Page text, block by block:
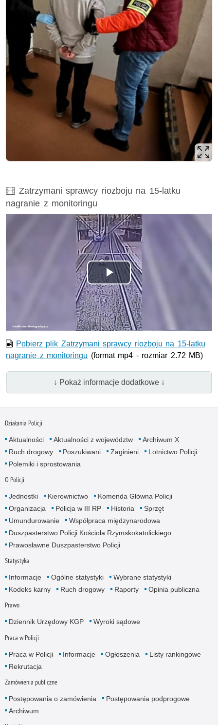
Film
Zatrzymani sprawcy riozboju na 15-latku
nagranie z monitoringu
Odtwórz
wideo
Pobierz plik Zatrzymani sprawcy riozboju na 15-latku
nagranie z monitoringu (format mp4 - rozmiar 2.72 MB)
↓ Pokaż informacje dodatkowe ↓
Działania Policji
Aktualności Aktualności z województw
Archiwum X
Ruch drogowy
Poszukiwani Zaginieni
Lotnictwo Policji
Polemiki i sprostowania
O Policji
Jednostki Kierownictwo
Komenda Główna Policji
Organizacja
Policja w III RP Historia
Sprzęt
Umundurowanie
Współpraca międzynarodowa
Duszpasterstwo Policji Kościoła Rzymskokatolickiego
Prawosławne Duszpasterstwo Policji
Statystyka
Informacje Ogólne statystyki
Wybrane statystyki
Kodeks karny
Ruch drogowy Raporty Opinia publiczna
Prawo
Dziennik Urzędowy KGP Wyroki sądowe
Praca w Policji
Praca w Policji Informacje Ogłoszenia
Listy rankingowe
Rekrutacja
Zamówienia publiczne
Postępowania o zamówienia
Postępowania podprogowe
Archiwum